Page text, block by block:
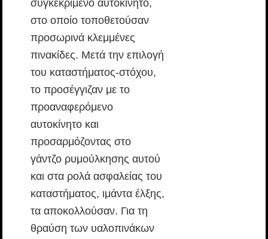
συγκεκριμένο αυτοκίνητο,
στο οποίο τοποθετούσαν
προσωρινά κλεμμένες
πινακίδες. Μετά την επιλογή
του καταστήματος-στόχου,
το προσέγγιζαν με το
προαναφερόμενο
αυτοκίνητο και
προσαρμόζοντας στο
γάντζο ρυμούλκησης αυτού
και στα ρολά ασφαλείας του
καταστήματος, ιμάντα έλξης,
τα αποκολλούσαν. Για τη
θραύση των υαλοπινάκων